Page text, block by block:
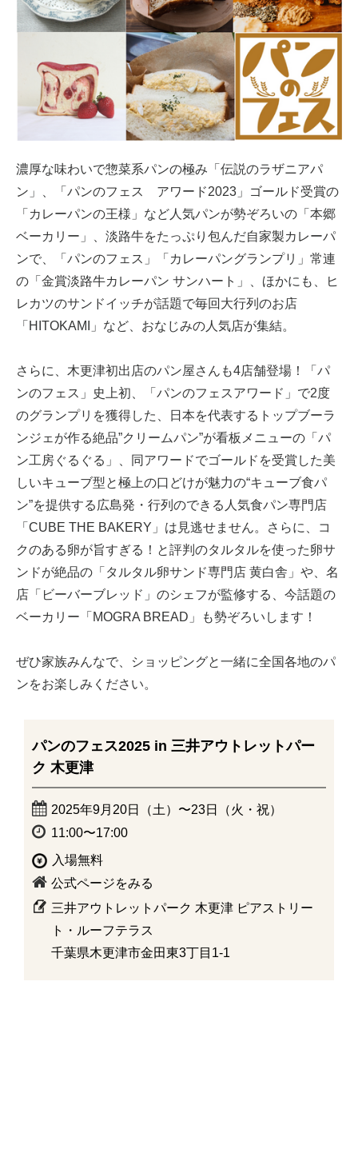
濃厚な味わいで惣菜系パンの極み「伝説のラザニアパ
ン」、「パンのフェス アワード2023」ゴールド受賞の
「カレーパンの王様」など人気パンが勢ぞろいの「本郷
ベーカリー」、淡路牛をたっぷり包んだ自家製カレーパ
ンで、「パンのフェス」「カレーパングランプリ」常連
の「金賞淡路牛カレーパン サンハート」、ほかにも、ヒ
レカツのサンドイッチが話題で毎回大行列のお店
「HITOKAMI」など、おなじみの人気店が集結。
さらに、木更津初出店のパン屋さんも4店舗登場！「パ
ンのフェス」史上初、「パンのフェスアワード」で2度
のグランプリを獲得した、日本を代表するトップブーラ
ンジェが作る絶品”クリームパン”が看板メニューの「パ
ン工房ぐるぐる」、同アワードでゴールドを受賞した美
しいキューブ型と極上の口どけが魅力の“キューブ食パ
ン”を提供する広島発・行列のできる人気食パン専門店
「CUBE THE BAKERY」は見逃せません。さらに、コ
クのある卵が旨すぎる！と評判のタルタルを使った卵サ
ンドが絶品の「タルタル卵サンド専門店 黄白舎」や、名
店「ビーバーブレッド」のシェフが監修する、今話題の
ベーカリー「MOGRA BREAD」も勢ぞろいします！
ぜひ家族みんなで、ショッピングと一緒に全国各地のパ
ンをお楽しみください。
パンのフェス2025 in 三井アウトレットパー
ク 木更津
2025年9月20日（土）〜23日（火・祝）
11:00〜17:00
入場無料
公式ページをみる
三井アウトレットパーク 木更津 ピアストリー
ト・ルーフテラス
千葉県木更津市金田東3丁目1-1